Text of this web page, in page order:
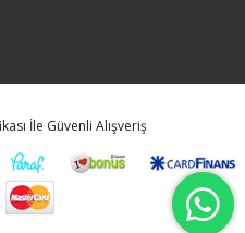
İle Güvenli Alışveriş